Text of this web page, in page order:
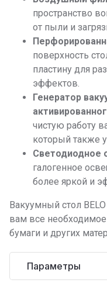
пространство
от пыли и
поверхность
пластину для
эффектов.
Генератор
чистую работу
который также
Светодиодное
галогенное
более яркой и
Вакуумный стол
вам все
бумаги и других
Параметры